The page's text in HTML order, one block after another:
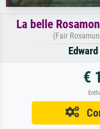
La belle
(Fair
€